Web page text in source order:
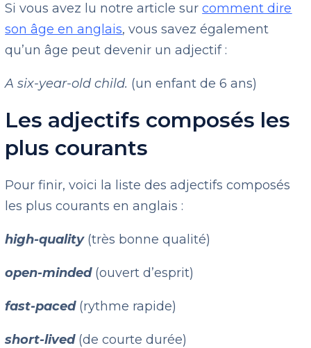
Si vous avez lu notre article surcomment dire
son âge en anglais, vous savez également
qu’un âge peut devenir un adjectif :
A six-year-old child. (un enfant de 6 ans)
Les adjectifs composés les
plus courants
Pour finir, voici la liste des adjectifs composés
les plus courants en anglais :
high-quality(très bonne qualité)
open-minded(ouvert d’esprit)
fast-paced (rythme rapide)
short-lived(de courte durée)